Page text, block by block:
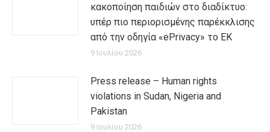
κακοποίηση παιδιών στο διαδίκτυο:
υπέρ πιο περιορισμένης παρέκκλισης
από την οδηγία «ePrivacy» το ΕΚ
9 Ιουλίου 2026
Press release – Human rights
violations in Sudan, Nigeria and
Pakistan
9 Ιουλίου 2026